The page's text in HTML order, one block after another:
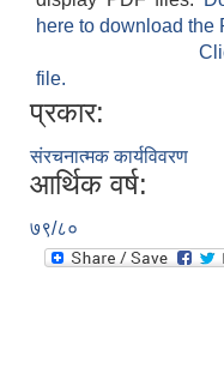
here to download the
file.
प्रकार:
संरचनात्मक कार्यविवरण
आर्थिक वर्ष:
७९/८०